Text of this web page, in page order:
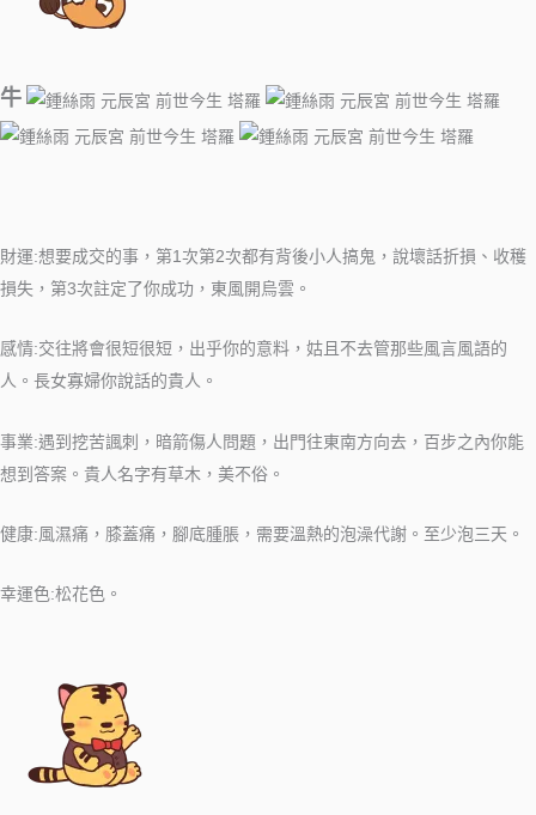
牛
財運:想要成交的事，第1次第2次都有背後小人搞鬼，說壞話折損、收穫
損失，第3次註定了你成功，東風開烏雲。
感情:交往將會很短很短，出乎你的意料，姑且不去管那些風言風語的
人。長女寡婦你說話的貴人。
事業:遇到挖苦諷刺，暗箭傷人問題，出門往東南方向去，百步之內你能
想到答案。貴人名字有草木，美不俗。
健康:風濕痛，膝蓋痛，腳底腫脹，需要溫熱的泡澡代謝。至少泡三天。
幸運色:松花色。